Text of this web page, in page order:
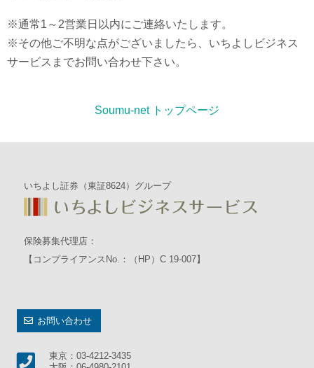
※通常1～2営業日以内にご連絡いたします。
※その他ご不明な点がございましたら、いちよしビジネス
サービスまでお問い合わせ下さい。
Soumu-net トップページ
いちよし証券（東証8624）グループ
保険募集代理店：
【コンプライアンスNo.：（HP）C 19-007】
お問い合わせ
東京：03-4212-3435